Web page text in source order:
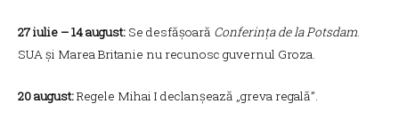
27 iulie – 14 august: Se desfășoară Conferința de la Potsdam.
SUA și Marea Britanie nu recunosc guvernul Groza.
20 august:Regele Mihai I declanșează „greva regală”.